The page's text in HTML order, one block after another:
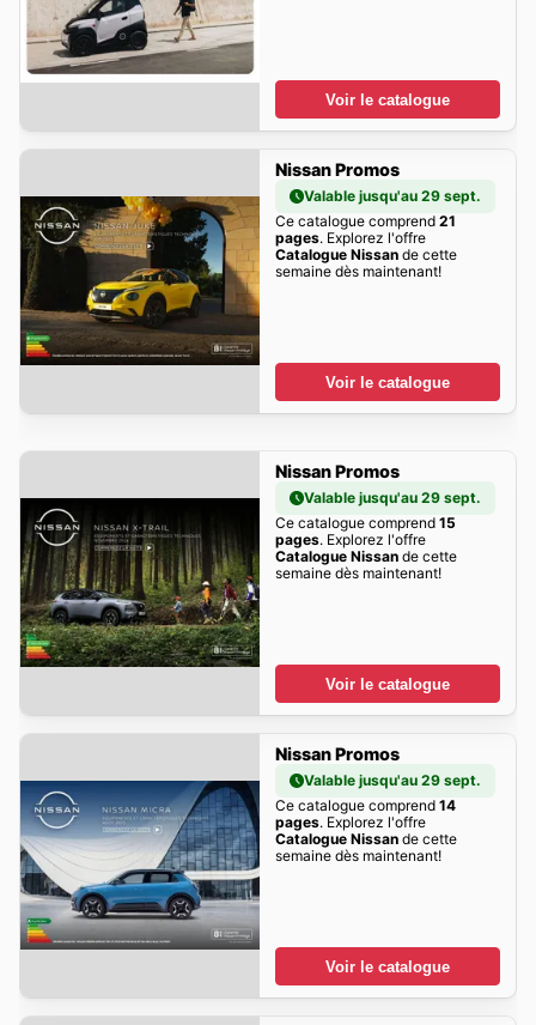
Voir le catalogue
Nissan Promos
Valable jusqu'au 29 sept.
Ce catalogue comprend 21
pages. Explorez l'offre
Catalogue Nissande cette
semaine dès maintenant!
Voir le catalogue
Nissan Promos
Valable jusqu'au 29 sept.
Ce catalogue comprend 15
pages. Explorez l'offre
Catalogue Nissande cette
semaine dès maintenant!
Voir le catalogue
Nissan Promos
Valable jusqu'au 29 sept.
Ce catalogue comprend 14
pages. Explorez l'offre
Catalogue Nissande cette
semaine dès maintenant!
Voir le catalogue